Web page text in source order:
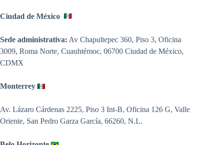
Ciudad de México
Sede administrativa: Av Chapultepec 360, Piso 3, Oficina
3009, Roma Norte, Cuauhtémoc, 06700 Ciudad de México,
CDMX
Monterrey
Av. Lázaro Cárdenas 2225, Piso 3 Int-B, Oficina 126 G, Valle
Oriente, San Pedro Garza García, 66260, N.L.